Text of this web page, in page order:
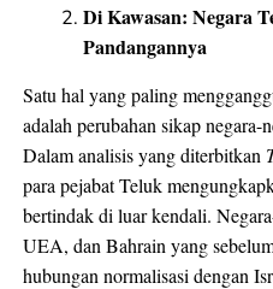
Di Kawasan: Negara
Pandangannya
Satu hal yang paling
adalah perubahan sikap negara-
Dalam analisis yang diterbitkan
para pejabat Teluk
bertindak di luar kendali.
UEA, dan Bahrain yang
hubungan normalisasi dengan